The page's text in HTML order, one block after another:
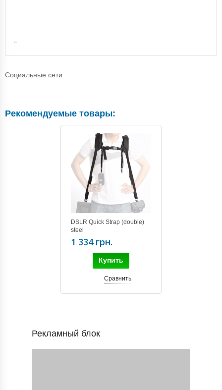
"
Социальные сети
Рекомендуемые товары:
DSLR Quick Strap (double)
steel
1 334 грн.
Купить
Сравнить
Рекламный блок